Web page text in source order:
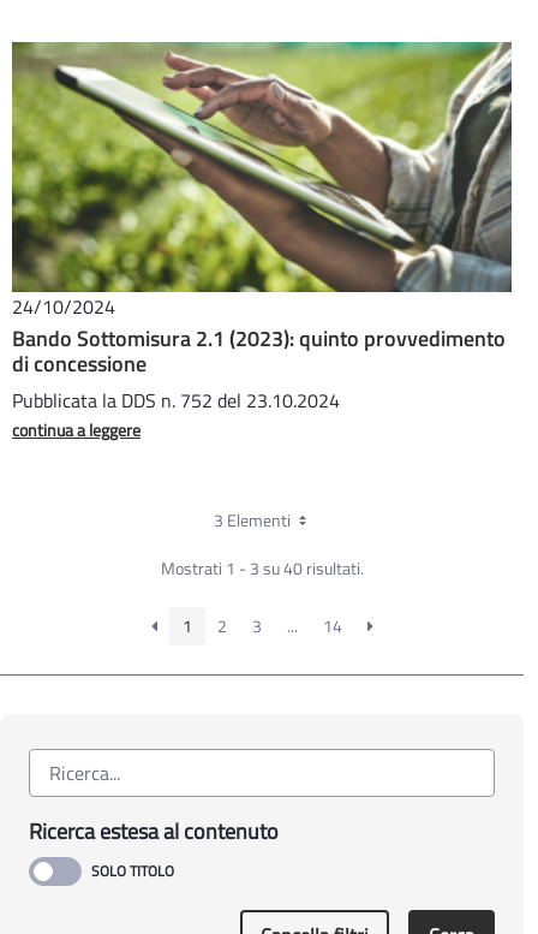
24/10/2024
Bando Sottomisura 2.1 (2023): quinto provvedimento
di concessione
Pubblicata la DDS n. 752 del 23.10.2024
continua a leggere
3 Elementi
Mostrati 1 - 3 su 40 risultati.
1 2 3 ... 14
Ricerca estesa al contenuto